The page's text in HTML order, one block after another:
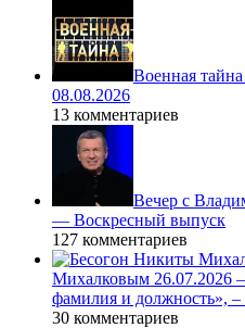
Военная
08.08.2026
13 комментариев
Вечер с
— Воскресный выпуск
127 комментариев
Михалковым 26.07.2026
фамилия и должность»,
30 комментариев